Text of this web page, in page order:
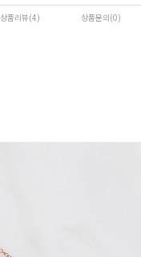
상품리뷰(4) 상품문의(0)